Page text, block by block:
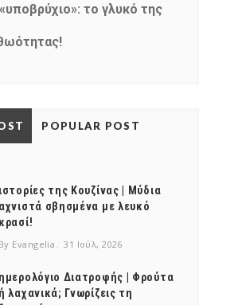
«υποβρύχιο»: το γλυκό της
POPULAR POST
ιστορίες της Κουζίνας | Μύδια
αχνιστά σβησμένα με λευκό
κρασί!
By Evangelia 31 Ιούλ, 2026
ημερολόγιο Διατροφής | Φρούτα
ή λαχανικά; Γνωρίζεις τη